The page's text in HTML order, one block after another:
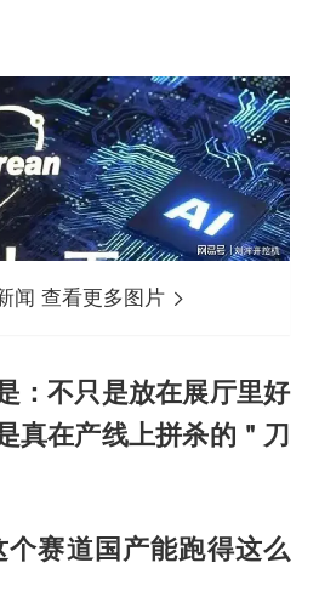
闻 查看更多图片
：不只是放在展厅里好
真在产线上拼杀的＂刀
赛道国产能跑得这么